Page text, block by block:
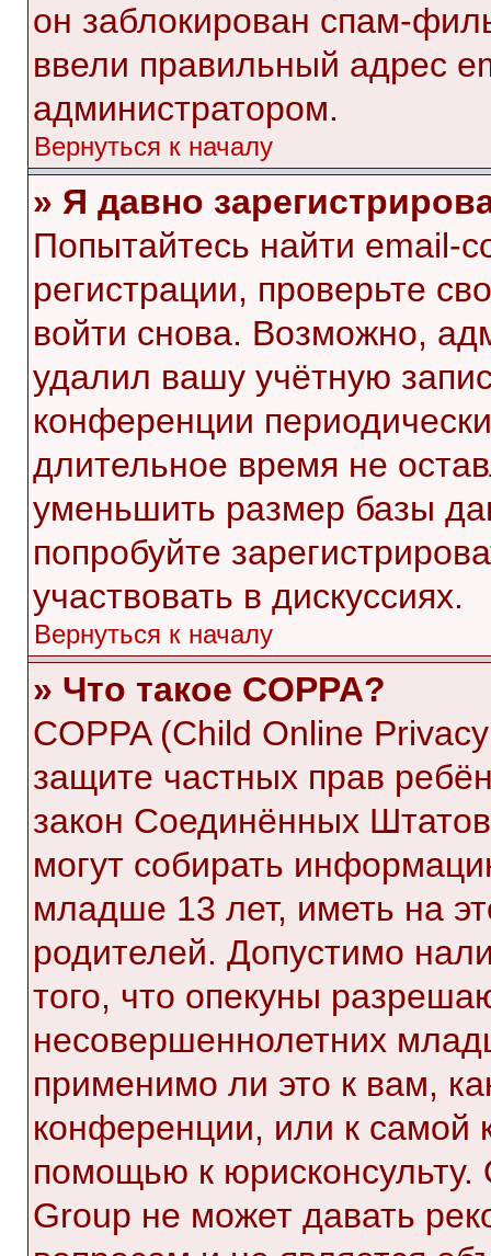
он заблокирован спам-
ввели правильный адрес
администратором.
Вернуться к началу
» Я давно
Попытайтесь найти email-
регистрации, проверьте
войти снова. Возможно,
удалил вашу учётную
конференции
длительное время не
уменьшить размер базы
попробуйте
участвовать в дискуссиях.
Вернуться к началу
» Что такое COPPA?
COPPA (Child Online
защите частных прав
закон Соединённых
могут собирать
младше 13 лет, иметь на
родителей. Допустимо
того, что опекуны
несовершеннолетних
применимо ли это к вам,
конференции, или к самой
помощью к
Group не может давать